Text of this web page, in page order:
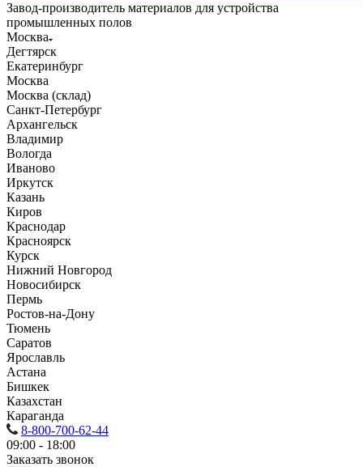
Завод-производитель материалов для устройства
промышленных полов
Москва
Дегтярск
Екатеринбург
Москва
Москва (склад)
Санкт-Петербург
Архангельск
Владимир
Вологда
Иваново
Иркутск
Казань
Киров
Краснодар
Красноярск
Курск
Нижний Новгород
Новосибирск
Пермь
Ростов-на-Дону
Тюмень
Саратов
Ярославль
Астана
Бишкек
Казахстан
Караганда
8-800-700-62-44
09:00 - 18:00
Заказать звонок